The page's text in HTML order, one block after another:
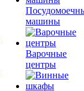
машины
Варочные
центры